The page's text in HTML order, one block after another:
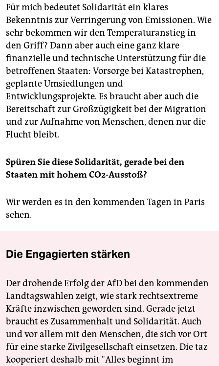
Für mich bedeutet Solidarität ein klares
Bekenntnis zur Verringerung von Emissionen. Wie
sehr bekommen wir den Temperaturanstieg in
den Griff? Dann aber auch eine ganz klare
finanzielle und technische Unterstützung für die
betroffenen Staaten: Vorsorge bei Katastrophen,
geplante Umsiedlungen und
Entwicklungsprojekte. Es braucht aber auch die
Bereitschaft zur Großzügigkeit bei der Migration
und zur Aufnahme von Menschen, denen nur die
Flucht bleibt.
Spüren Sie diese Solidarität, gerade bei den
Staaten mit hohem CO2-Ausstoß?
Wir werden es in den kommenden Tagen in Paris
sehen.
Die Engagierten stärken
Der drohende Erfolg der AfD bei den kommenden
Landtagswahlen zeigt, wie stark rechtsextreme
Kräfte inzwischen geworden sind. Gerade jetzt
braucht es Zusammenhalt und Solidarität. Auch
und vor allem mit den Menschen, die sich vor Ort
für eine starke Zivilgesellschaft einsetzen. Die taz
kooperiert deshalb mit "Alles beginnt im